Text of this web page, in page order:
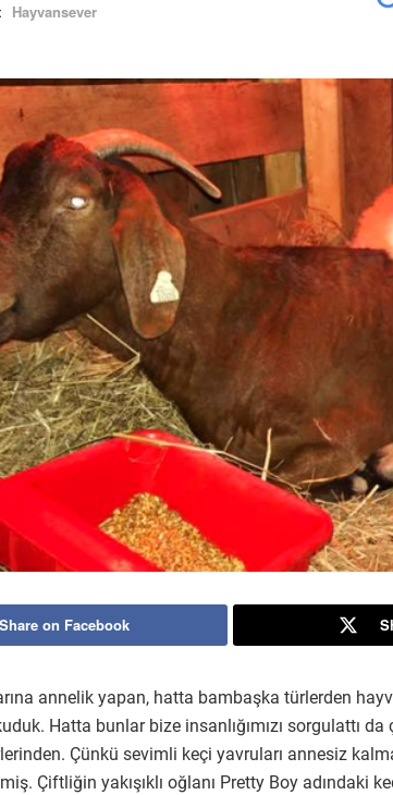
Hayvansever
Share on Facebook
annelik yapan, hatta bambaşka türlerden
Hatta bunlar bize insanlığımızı sorgulattı
Çünkü sevimli keçi yavruları annesiz
Çiftliğin yakışıklı oğlanı Pretty Boy adındaki